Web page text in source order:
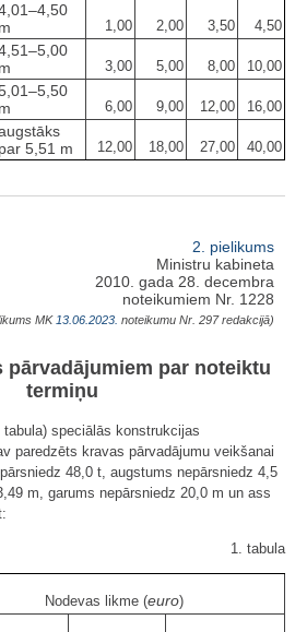
m
1,00 2,00 3,50 4,50
m
3,00 5,00 8,00 10,00
m
6,00 9,00 12,00 16,00
par 5,51 m
12,00 18,00 27,00 40,00
2. pielikums
Ministru kabineta
2010. gada 28. decembra
noteikumiem Nr. 1228
MK 13.06.2023. noteikumu Nr. 297 redakcijā)
pārvadājumiem par noteiktu
termiņu
speciālās konstrukcijas
paredzēts kravas pārvadājumu veikšanai
48,0 t, augstums nepārsniedz 4,5
m, garums nepārsniedz 20,0 m un ass
1. tabula
Nodevas likme (euro)